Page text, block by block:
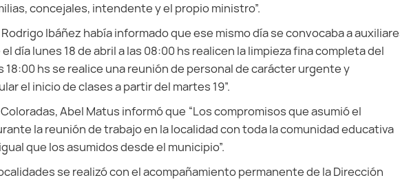
concejales, intendente y el propio ministro”.
Ibáñez había informado que ese mismo día se convocaba a
día lunes 18 de abril a las 08:00 hs realicen la limpieza fina completa del
18:00 hs se realice una reunión de personal de carácter urgente y
el inicio de clases a partir del martes 19”.
Abel Matus informó que “Los compromisos que asumió el
la reunión de trabajo en la localidad con toda la comunidad educativa
que los asumidos desde el municipio”.
se realizó con el acompañamiento permanente de la Dirección